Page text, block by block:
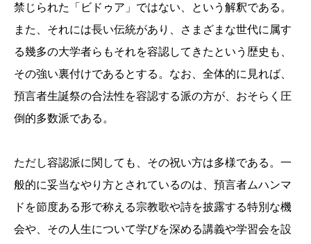
禁じられた「ビドゥア」ではない、という解釈である。
また、それには長い伝統があり、さまざまな世代に属す
る幾多の大学者らもそれを容認してきたという歴史も、
その強い裏付けであるとする。なお、全体的に見れば、
預言者生誕祭の合法性を容認する派の方が、おそらく圧
倒的多数派である。
ただし容認派に関しても、その祝い方は多様である。一
般的に妥当なやり方とされているのは、預言者ムハンマ
ドを節度ある形で称える宗教歌や詩を披露する特別な機
会や、その人生について学びを深める講義や学習会を設